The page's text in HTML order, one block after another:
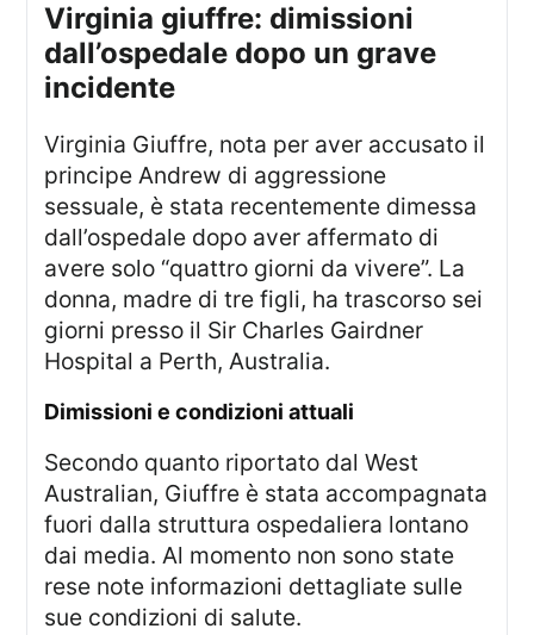
virginia giuffre: dimissioni
dall’ospedale dopo un grave
incidente
Virginia Giuffre, nota per aver accusato il
principe Andrew di aggressione
sessuale, è stata recentemente dimessa
dall’ospedale dopo aver affermato di
avere solo “quattro giorni da vivere”. La
donna, madre di tre figli, ha trascorso sei
giorni presso il Sir Charles Gairdner
Hospital a Perth, Australia.
dimissioni e condizioni attuali
Secondo quanto riportato dal West
Australian, Giuffre è stata accompagnata
fuori dalla struttura ospedaliera lontano
dai media. Al momento non sono state
rese note informazioni dettagliate sulle
sue condizioni di salute.